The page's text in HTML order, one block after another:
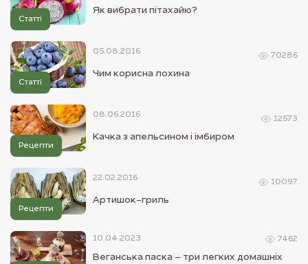
Статті
Як вибрати пітахайю?
05.08.2016
Статті
Чим корисна лохина
70286
08.06.2016
Рецепти
Качка з апельсином і імбиром
12573
22.02.2016
Рецепти
Артишок-гриль
10097
10.04.2023
Веганська паска – три легких домашніх
7462